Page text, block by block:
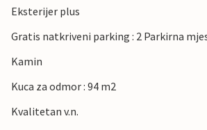
Eksterijer plus
Gratis natkriveni parking : 2 Parkirna
Kamin
Kuca za odmor : 94 m2
Kvalitetan v.n.